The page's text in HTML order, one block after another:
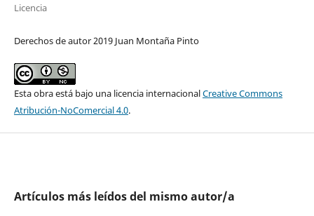
Licencia
Derechos de autor 2019 Juan Montaña Pinto
Esta obra está bajo una licencia internacionalCreative Commons
Atribución-NoComercial 4.0.
Artículos más leídos del mismo autor/a